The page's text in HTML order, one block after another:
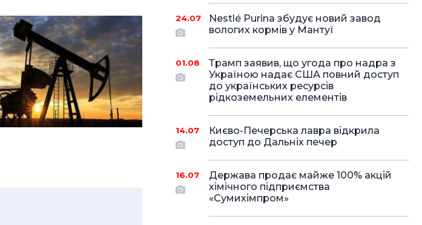
24.07
Nestlé Purina збудує новий завод
вологих кормів у Мантуї
01.08
Трамп заявив, що угода про надра з
Україною надає США повний доступ
до українських ресурсів
рідкоземельних елементів
14.07
Києво-Печерська лавра відкрила
доступ до Дальніх печер
16.07
Держава продає майже 100% акцій
хімічного підприємства
«Сумихімпром»